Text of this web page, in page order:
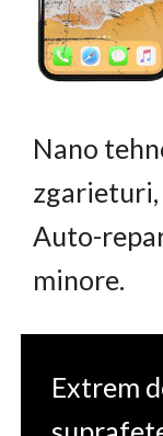
Nano
zgarieturi,
Auto-
minore.
Extrem